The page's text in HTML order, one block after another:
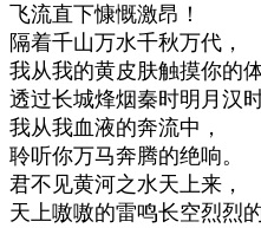
飞流直下慷慨激昂！
隔着千山万水千秋万代，
我从我的黄皮肤触摸你的
透过长城烽烟秦时明月汉
我从我血液的奔流中，
聆听你万马奔腾的绝响。
君不见黄河之水天上来，
天上嗷嗷的雷鸣长空烈烈